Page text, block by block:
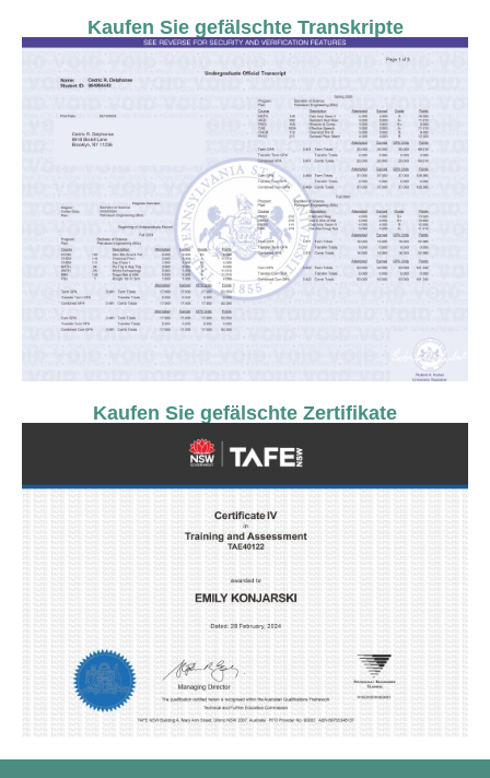
Kaufen Sie gefälschte Transkripte
Kaufen Sie gefälschte Zertifikate